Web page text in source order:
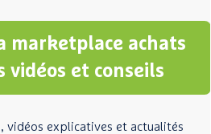
marketplace achats
vidéos et conseils
vidéos explicatives et actualités